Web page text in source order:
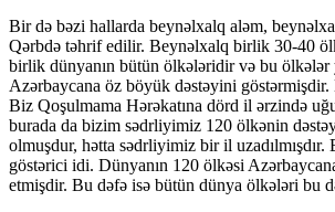
Bir də bəzi hallarda beynəlxalq aləm,
Qərbdə təhrif edilir. Beynəlxalq birlik 30-40
birlik dünyanın bütün ölkələridir və bu
Azərbaycana öz böyük dəstəyini
Biz Qoşulmama Hərəkatına dörd il ərzində
burada da bizim sədrliyimiz 120 ölkənin
olmuşdur, hətta sədrliyimiz bir il uzadılmışdır.
göstərici idi. Dünyanın 120 ölkəsi
etmişdir. Bu dəfə isə bütün dünya ölkələri bu